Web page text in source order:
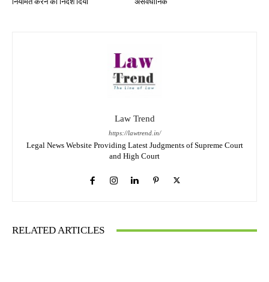
Law Trend
https://lawtrend.in/
Legal News Website Providing Latest Judgments of Supreme Court
and High Court
RELATED ARTICLES